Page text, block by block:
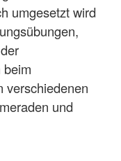
umgesetzt wird
verschiedenen
und